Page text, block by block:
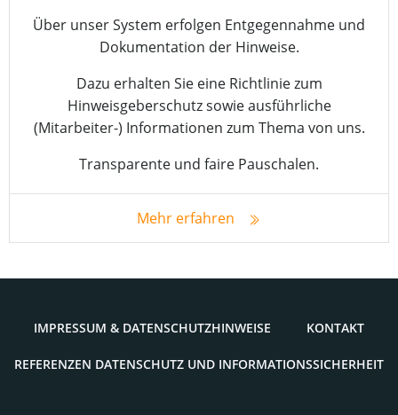
Über unser System erfolgen Entgegennahme und
Dokumentation der Hinweise.
Dazu erhalten Sie eine Richtlinie zum
Hinweisgeberschutz sowie ausführliche
(Mitarbeiter-) Informationen zum Thema von uns.
Transparente und faire Pauschalen.
Mehr erfahren
IMPRES­SUM & DATENSCHUTZHINWEISE KON­TAKT
REFE­REN­ZEN DATEN­SCHUTZ UND INFORMATIONSSICHERHEIT